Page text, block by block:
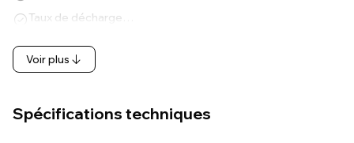
Taux de décharge…
Voir plus
Spécifications techniques